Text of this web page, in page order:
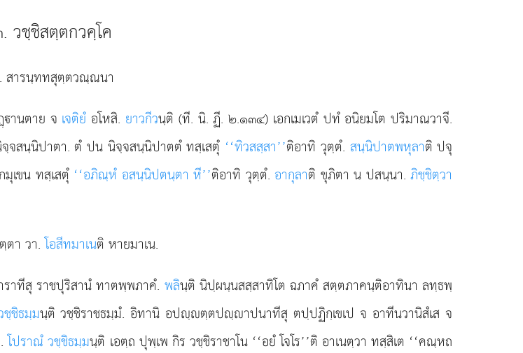
วชฺชิสตฺตกวคฺโค
สารนฺททสุตฺตวณฺณนา
านตาย จ เจติยํ อโหสิ. ยาวกีวนฺติ (ที. นิ. ฏี. ๒.๑๓๔) เอกเมเวตํ ปทํ อนิยมโต ปริมาณวาจี.
จสนฺนิปาตา. ตํ ปน นิจฺจสนฺนิปาตตํ ทสฺเสตุํ ‘‘ทิวสสฺสา’’ติอาทิ วุตฺตํ. สนฺนิปาตพหุลาติ ปจุ
เขน ทสฺเสตุํ ‘‘อภิณฺหํ อสนฺนิปตนฺตา หี’’ติอาทิ วุตฺตํ. อากุลาติ ขุภิตา น ปสนฺนา.ภิชฺชิตฺวา
ตา วา.โอสีทมาเนติ หายมาเน.
ทีสุ ราชปุริสานํ ทาตพฺพภาคํ. พลินฺติ นิปฺผนฺนสสฺสาทิโต ฉภาคํ สตฺตภาคนฺติอาทินา ลทฺธพฺ
ชฺชิธมฺมนฺติ วชฺชิราชธมฺมํ. อิทานิ อปฺตฺตปฺาปนาทีสุ ตปฺปฏิกฺเขเป จ อาทีนวานิสํเส จ
.โปราณํ วชฺชิธมฺมนฺติ เอตฺถ ปุพฺเพ กิร วชฺชิราชาโน ‘‘อยํ โจโร’’ติ อาเนตฺวา ทสฺสิเต ‘‘คณฺหถ